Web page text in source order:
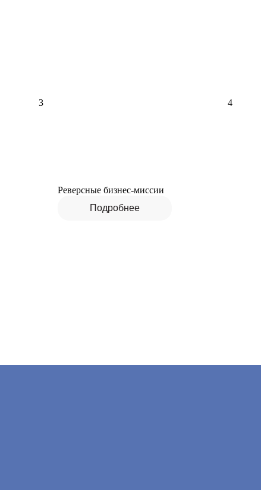
3 4
Реверсные бизнес-миссии
Подробнее